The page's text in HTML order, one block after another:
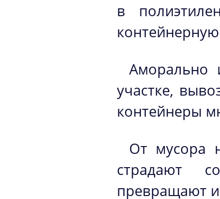
в
Аморально
участке,
контейнеры
От мусора
страдают
превращают